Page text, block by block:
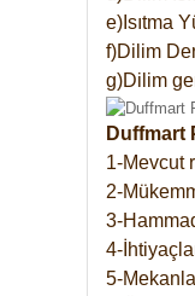
e)Isıtma
f)Dilim
g)Dilim
Duffmart
1-Mevcut
2-
3-
4-
5-